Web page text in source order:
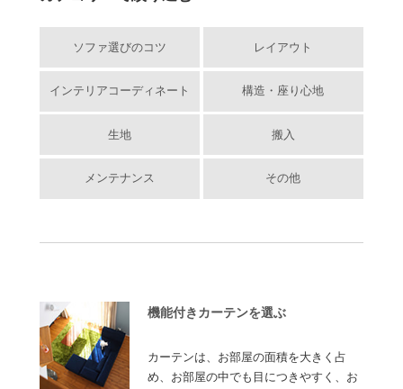
ソファ選びのコツ レイアウト
インテリアコーディネート 構造・座り心地
生地 搬入
メンテナンス その他
機能付きカーテンを選ぶ
カーテンは、お部屋の面積を大きく占
め、お部屋の中でも目につきやすく、お